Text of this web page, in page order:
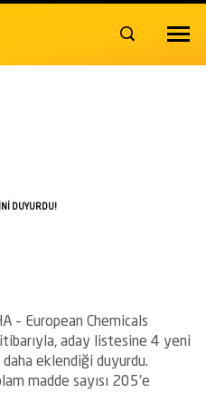
Toggle
DUYURDU!
– European Chemicals
aday listesine 4 yeni
eklendiği duyurdu.
madde sayısı 205’e